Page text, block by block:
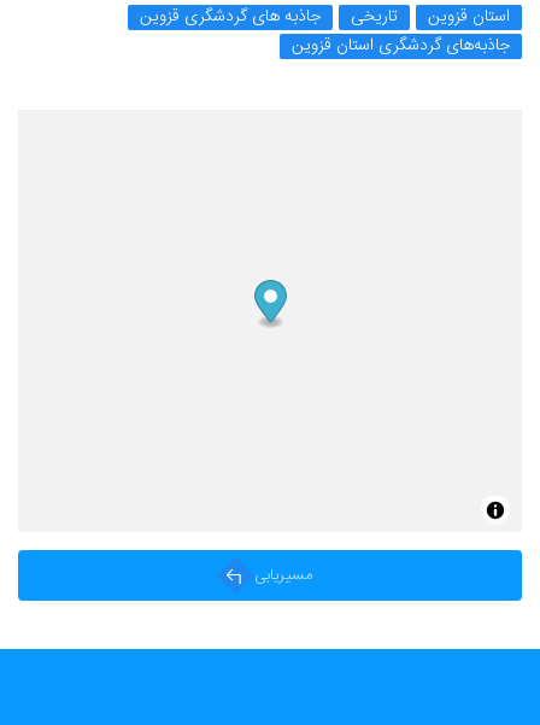
مسیریابی
استان قزوین تاریخی
جاذبه های گردشگری قزوین
جاذبه‌های گردشگری استان قزوین